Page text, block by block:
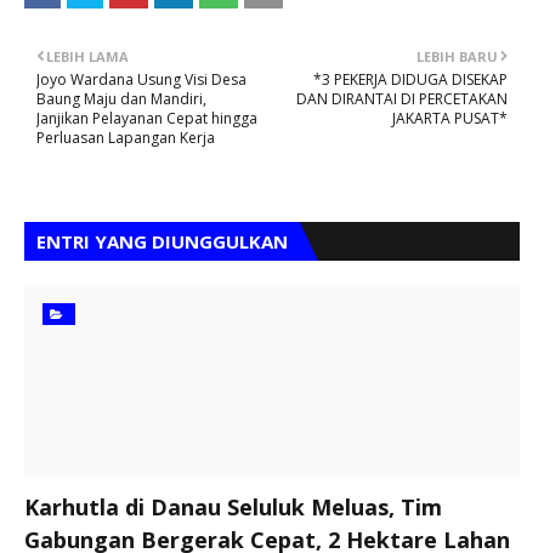
LEBIH BARU
*3 PEKERJA DIDUGA DISEKAP
DAN DIRANTAI DI PERCETAKAN
JAKARTA PUSAT*
LEBIH LAMA
Joyo Wardana Usung Visi Desa
Baung Maju dan Mandiri,
Janjikan Pelayanan Cepat hingga
Perluasan Lapangan Kerja
ENTRI YANG DIUNGGULKAN
Karhutla di Danau Seluluk Meluas, Tim
Gabungan Bergerak Cepat, 2 Hektare Lahan